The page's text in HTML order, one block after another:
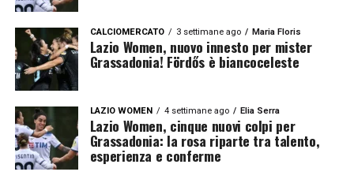
CALCIOMERCATO 3 settimane ago Maria Floris
Lazio Women, nuovo innesto per mister
Grassadonia! Fördős è biancoceleste
LAZIO WOMEN 4 settimane ago Elia Serra
Lazio Women, cinque nuovi colpi per
Grassadonia: la rosa riparte tra talento,
esperienza e conferme